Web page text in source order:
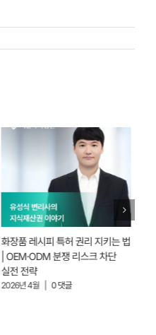
경쟁사 특허 모니터링, 왜 지금부터
해야 할까?｜FTO·회피설계 실무
전략 (2026)
2026년 4월 0 댓글